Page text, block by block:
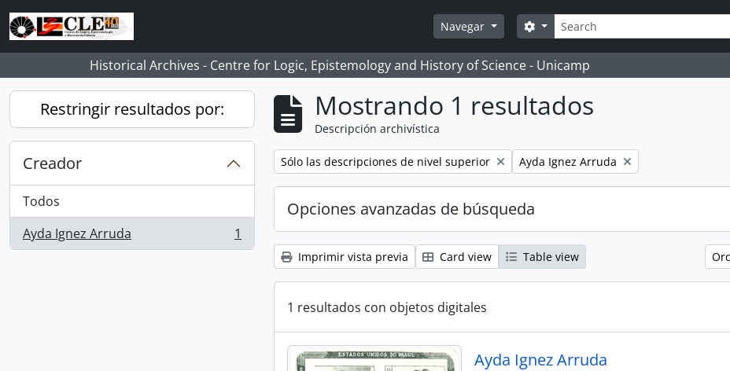
Skip to main content
Navegar
Búsqueda
Search options
Historical Archives - Centre for Logic, Epistemology and History of Science - Unicamp
Restringir resultados por:
Creador
Todos
Ayda Ignez Arruda
, 1 resultados 1
Mostrando 1 resultados
Descripción archivística
Remove filter:
Sólo las descripciones de nivel superior Remove filter:
Ayda Ignez Arruda
Opciones avanzadas de búsqueda
Imprimir vista previa Card view Table view
1 resultados con objetos digitales
Ayda Ignez Arruda